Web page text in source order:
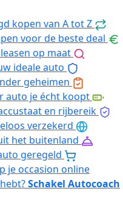
kopen van A tot Z
voor de beste deal
op maat
ideale auto
geheimen
auto je écht koopt
en rijbereik
verzekerd
het buitenland
geregeld
je occasion online
Schakel Autocoach